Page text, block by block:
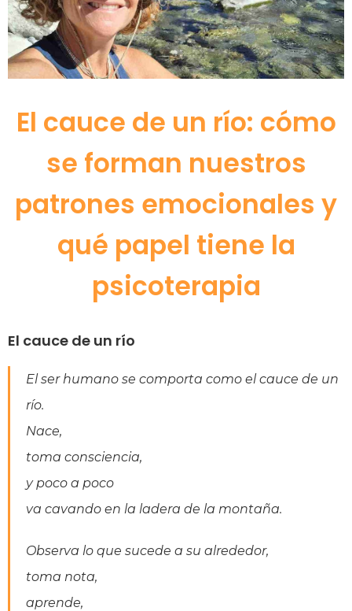
El cauce de un río: cómo
se forman nuestros
patrones emocionales y
qué papel tiene la
psicoterapia
El cauce de un río
El ser humano se comporta como el cauce de un
río.
Nace,
toma consciencia,
y poco a poco
va cavando en la ladera de la montaña.
Observa lo que sucede a su alrededor,
toma nota,
aprende,